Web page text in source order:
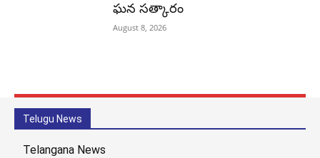
ఘన సత్కారం
August 8, 2026
Telugu News
Telangana News